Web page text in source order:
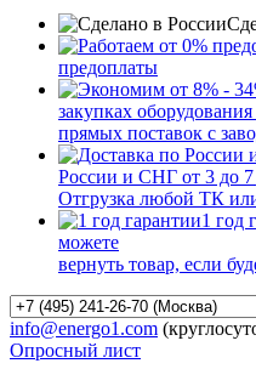
предоплаты
закупках оборудования
прямых поставок с
России и СНГ от 3 до 7
Отгрузка любой ТК
1 год
можете
вернуть товар, если
info@energo1.com
Опросный лист